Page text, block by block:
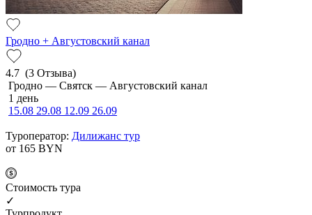
Гродно + Августовский канал
4.7 (3 Отзыва)
Гродно — Святск — Августовский канал
1 день
15.08 29.08 12.09 26.09
Туроператор: Дилижанс тур
от 165 BYN
Cтоимость тура
✓